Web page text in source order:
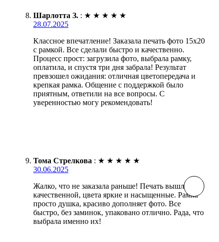
Шарлотта З. : ★ ★ ★ ★ ★
28.07.2025
Классное впечатление! Заказала печать фото 15х20
с рамкой. Все сделали быстро и качественно.
Процесс прост: загрузила фото, выбрала рамку,
оплатила, и спустя три дня забрала! Результат
превзошел ожидания: отличная цветопередача и
крепкая рамка. Общение с поддержкой было
приятным, ответили на все вопросы. С
уверенностью могу рекомендовать!
Тома Стрелкова : ★ ★ ★ ★ ★
30.06.2025
Жалко, что не заказала раньше! Печать вышла
качественной, цвета яркие и насыщенные. Рамка
просто душка, красиво дополняет фото. Все
быстро, без заминок, упаковано отлично. Рада, что
выбрала именно их!